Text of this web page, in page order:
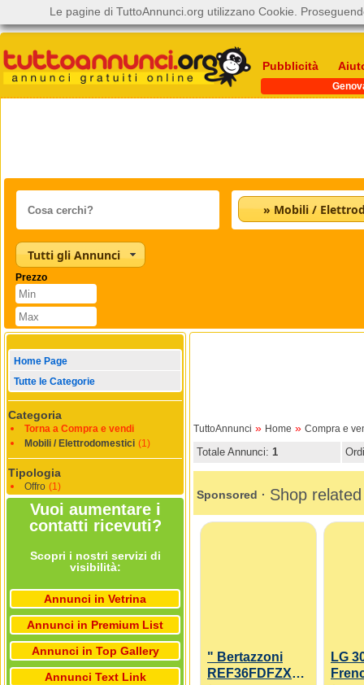
Pubblicità
Tutti gli Annunci
Prezzo
Home Page
Tutte le Categorie
Categoria
Torna a Compra e vendi
Mobili / Elettrodomestici (1)
Tipologia
Offro (1)
Vuoi aumentare i
contatti ricevuti?
Scopri i nostri servizi di
visibilità:
Annunci in Vetrina
Annunci in Premium List
Annunci in Top Gallery
Annunci Text Link
TuttoAnnunci » Home » Compra e
Totale Annunci: 1
Le pagine di TuttoAnnunci.org utilizzano Cookie.